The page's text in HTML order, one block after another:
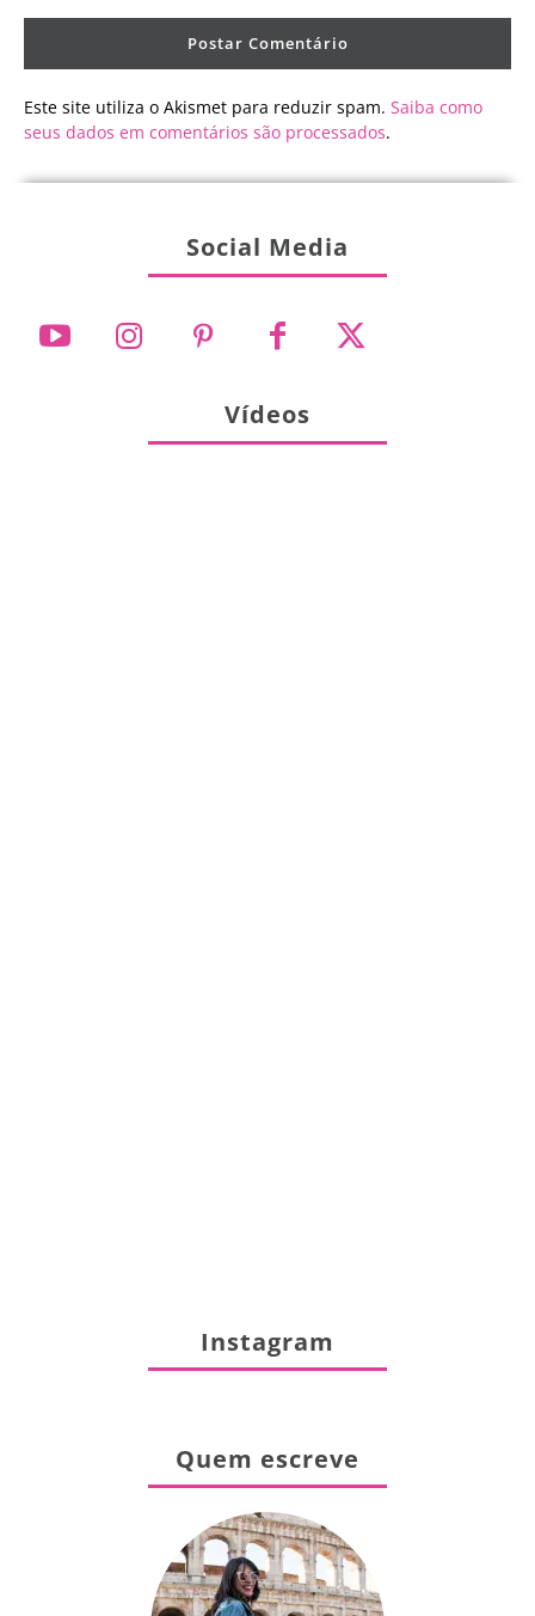
Este site utiliza o Akismet para reduzir spam. Saiba como
seus dados em comentários são processados.
Social Media
Vídeos
Instagram
Quem escreve